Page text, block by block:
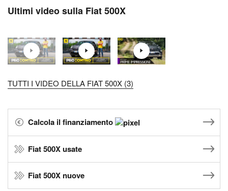
Ultimi video sulla Fiat 500X
TUTTI I VIDEO DELLA FIAT 500X (3)
Calcola il finanziamento
Fiat 500X usate
Fiat 500X nuove